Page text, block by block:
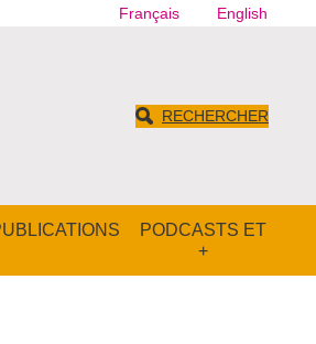
Français English
RECHERCHER
PODCASTS ET
+